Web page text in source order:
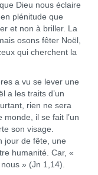
Dieu nous éclaire
plénitude que
et non à briller. La
osons fêter Noël,
qui cherchent la
a vu se lever une
a les traits d’un
rien ne sera
il se fait l’un
son visage.
jour de fête, une
humanité. Car, «
nous » (Jn 1,14).